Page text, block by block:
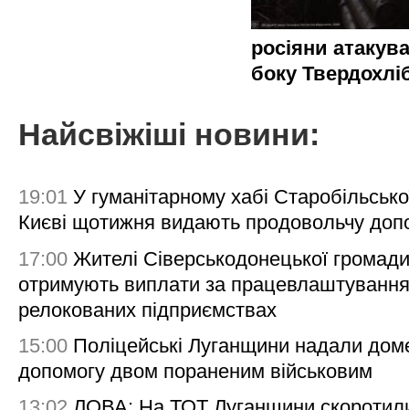
росіяни
боку
Найсвіжіші новини:
19:01 У гуманітарному хабі
Києві щотижня видають продовольчу
17:00 Жителі Сіверськодонецької
отримують виплати за
релокованих підприємствах
15:00 Поліцейські Луганщини надали
допомогу двом пораненим військовим